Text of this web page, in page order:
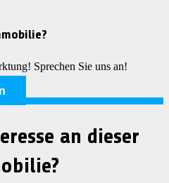
Sprechen Sie uns an!
an dieser